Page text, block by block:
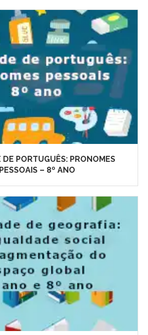
DE PORTUGUÊS: PRONOMES
PESSOAIS – 8º ANO